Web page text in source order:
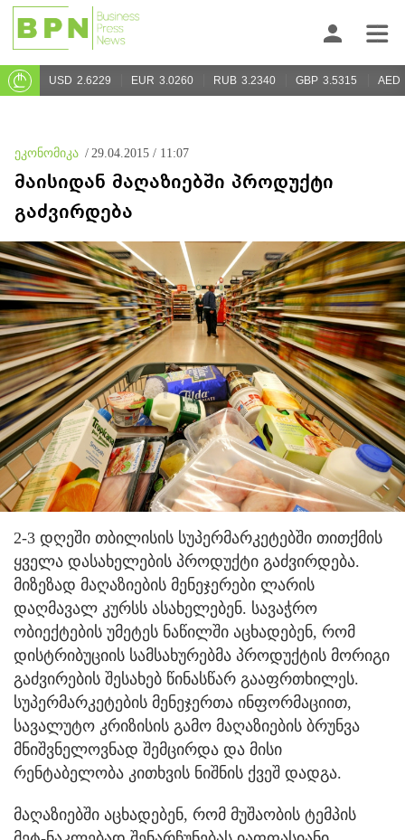
USD 2.6229 EUR 3.0260 RUB 3.2340 GBP 3.5315 AED
ეკონომიკა / 29.04.2015 / 11:07
მაისიდან მაღაზიებში პროდუქტი
გაძვირდება
2-3 დღეში თბილისის სუპერმარკეტებში თითქმის
ყველა დასახელების პროდუქტი გაძვირდება.
მიზეზად მაღაზიების მენეჯერები ლარის
დაღმავალ კურსს ასახელებენ. სავაჭრო
ობიექტების უმეტეს ნაწილში აცხადებენ, რომ
დისტრიბუციის სამსახურებმა პროდუქტის მორიგი
გაძვირების შესახებ წინასწარ გააფრთხილეს.
სუპერმარკეტების მენეჯერთა ინფორმაციით,
სავალუტო კრიზისის გამო მაღაზიების ბრუნვა
მნიშვნელოვნად შემცირდა და მისი
რენტაბელობა კითხვის ნიშნის ქვეშ დადგა.
მაღაზიებში აცხადებენ, რომ მუშაობის ტემპის